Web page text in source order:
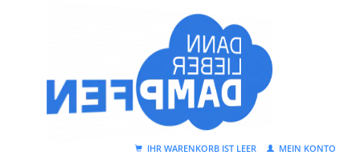
IHR WARENKORB IST LEER MEIN KONTO